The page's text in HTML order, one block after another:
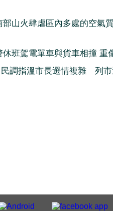
部山火肆虐區內多處的空氣
休班駕電單車與貨車相撞 重
民調指溫市長選情複雜 列